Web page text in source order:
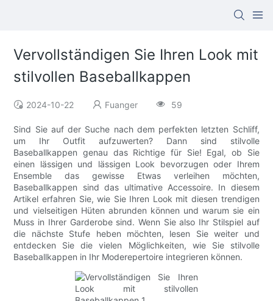
Vervollständigen Sie Ihren Look mit
stilvollen Baseballkappen
2024-10-22 Fuanger 59
Sind Sie auf der Suche nach dem perfekten letzten Schliff,
um Ihr Outfit aufzuwerten? Dann sind stilvolle
Baseballkappen genau das Richtige für Sie! Egal, ob Sie
einen lässigen und lässigen Look bevorzugen oder Ihrem
Ensemble das gewisse Etwas verleihen möchten,
Baseballkappen sind das ultimative Accessoire. In diesem
Artikel erfahren Sie, wie Sie Ihren Look mit diesen trendigen
und vielseitigen Hüten abrunden können und warum sie ein
Muss in Ihrer Garderobe sind. Wenn Sie also Ihr Stilspiel auf
die nächste Stufe heben möchten, lesen Sie weiter und
entdecken Sie die vielen Möglichkeiten, wie Sie stilvolle
Baseballkappen in Ihr Moderepertoire integrieren können.